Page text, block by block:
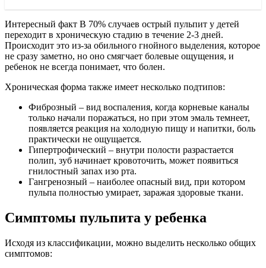
Интересный факт В 70% случаев острый пульпит у детей
переходит в хроническую стадию в течение 2-3 дней.
Происходит это из-за обильного гнойного выделения, которое
не сразу заметно, но оно смягчает болевые ощущения, и
ребенок не всегда понимает, что болен.
Хроническая форма также имеет несколько подтипов:
Фиброзный – вид воспаления, когда корневые каналы
только начали поражаться, но при этом эмаль темнеет,
появляется реакция на холодную пищу и напитки, боль
практически не ощущается.
Гипертрофический – внутри полости разрастается
полип, зуб начинает кровоточить, может появиться
гнилостный запах изо рта.
Гангренозный – наиболее опасный вид, при котором
пульпа полностью умирает, заражая здоровые ткани.
Симптомы пульпита у ребенка
Исходя из классификации, можно выделить несколько общих
симптомов: